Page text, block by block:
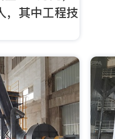
，其中工程技